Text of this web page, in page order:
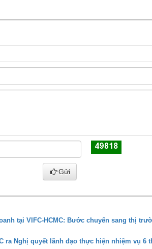
Gửi
tại VIFC-HCMC: Bước chuyển sang thị
ra Nghị quyết lãnh đạo thực hiện nhiệm vụ 6